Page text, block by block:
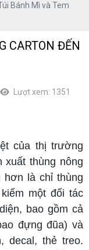
Bánh Mì và Tem
CARTON ĐẾN
Lượt xem: 1351
của thị trường
xuất thùng nông
hơn là chỉ thùng
một đối tác
bao gồm cả
đựng đũa) và
decal, thẻ treo.